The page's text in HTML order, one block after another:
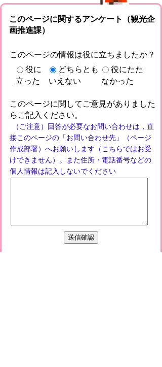
このページに関するアンケート（観光企
画推進課）
このページの情報は役に立ちましたか？
役に
立った
どちらとも
いえない
役にたた
なかった
このページに関してご意見がありました
らご記入ください。
（ご注意）回答が必要なお問い合わせは，直
接このページの「お問い合わせ先」（ページ
作成部署）へお願いします（こちらではお受
けできません）。また住所・電話番号などの
個人情報は記入しないでください